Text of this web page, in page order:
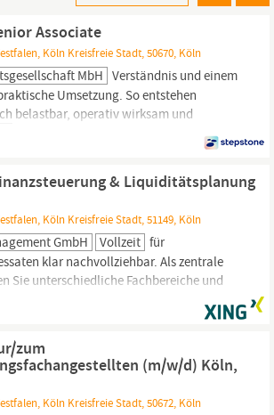
Associate
Köln Kreisfreie Stadt, 50670, Köln
MbH Verständnis und einem
Umsetzung. So entstehen
belastbar, operativ wirksam und
Unser interdisziplinäres Team aus
& Liquiditätsplanung
Köln Kreisfreie Stadt, 51149, Köln
GmbH Vollzeit für
klar nachvollziehbar. Als zentrale
Sie unterschiedliche Fachbereiche und
die Zusammenarbeit mit Controlling,
Treasury,
Einkauf, Logistik und
reibungslosen Informationsfluss –
zum
(m/w/d) Köln,
Köln Kreisfreie Stadt, 50672, Köln